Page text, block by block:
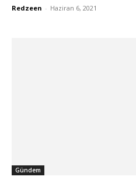
Redzeen - Haziran 6, 2021
Gündem